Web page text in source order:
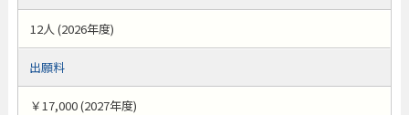
12人 (2026年度)
出願料
￥17,000 (2027年度)